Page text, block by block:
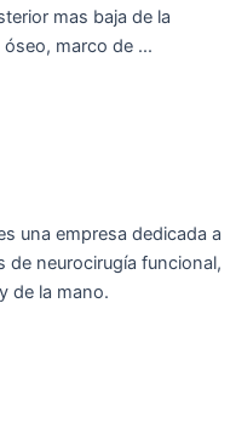
mas baja de la
marco de ...
una empresa dedicada a
de neurocirugía funcional,
de la mano.